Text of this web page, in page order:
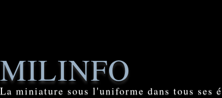
MILINFO
La miniature sous l'uniforme dans tous ses